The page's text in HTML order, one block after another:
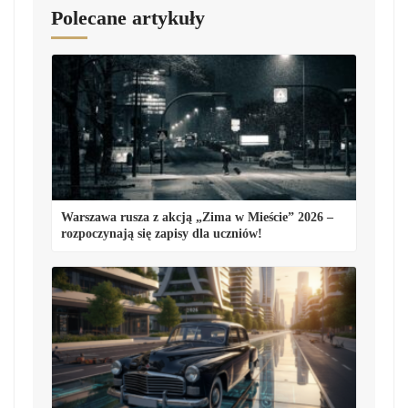
Polecane artykuły
Warszawa rusza z akcją „Zima w Mieście” 2026 –
rozpoczynają się zapisy dla uczniów!